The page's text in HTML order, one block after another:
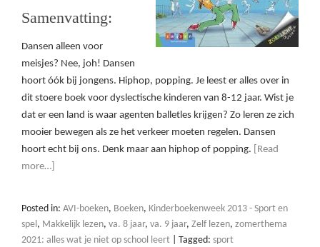
Samenvatting:
Dansen alleen voor
meisjes? Nee, joh! Dansen
hoort óók bij jongens. Hiphop, popping. Je leest er alles over in
dit stoere boek voor dyslectische kinderen van 8-12 jaar. Wist je
dat er een land is waar agenten balletles krijgen? Zo leren ze zich
mooier bewegen als ze het verkeer moeten regelen. Dansen
hoort echt bij ons. Denk maar aan hiphop of popping.
[Read
more…]
Posted in: AVI-boeken, Boeken, Kinderboekenweek 2013 - Sport en
spel, Makkelijk lezen, va. 8 jaar, va. 9 jaar, Zelf lezen, zomerthema
2021: alles wat je niet op school leert
Tagged: sport